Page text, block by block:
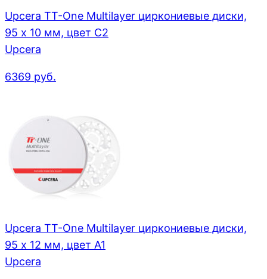
Upcera TT-One Multilayer циркониевые диски,
95 x 10 мм, цвет C2
Upcera
6369 руб.
Upcera TT-One Multilayer циркониевые диски,
95 x 12 мм, цвет A1
Upcera